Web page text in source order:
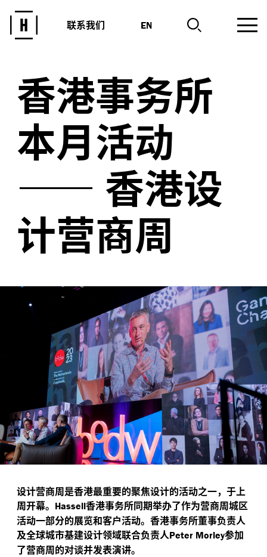
联系我们 EN
香港事务所
本月活动
—— 香港设
计营商周
设计营商周是香港最重要的聚焦设计的活动之一，于上
周开幕。 Hassell香港事务所同期举办了作为营商周城区
活动一部分的展览和客户活动。香港事务所董事负责人
及全球城市基建设计领域联合负责人Peter Morley参加
了营商周的对谈并发表演讲。